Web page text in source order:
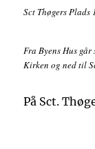
Sct Thøgers Plads
Fra Byens Hus
Kirken og ned til
På Sct.